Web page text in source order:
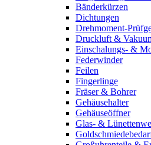
Bänderkürzen
Dichtungen
Drehmoment-
Druckluft &
Einschalungs- &
Federwinder
Feilen
Fingerlinge
Fräser & Bohrer
Gehäusehalter
Gehäuseöffner
Glas- &